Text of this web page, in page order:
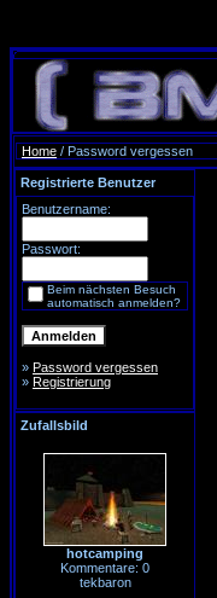
Home / Password vergessen
Registrierte Benutzer
Benutzername:
Passwort:
Beim nächsten Besuch
automatisch anmelden?
» Password vergessen
» Registrierung
Zufallsbild
hotcamping
Kommentare: 0
tekbaron